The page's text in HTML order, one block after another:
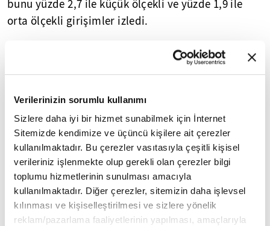
Verilerinizin sorumlu kullanımı
Sizlere daha iyi bir hizmet sunabilmek için İnternet
Sitemizde kendimize ve üçüncü kişilere ait çerezler
kullanılmaktadır. Bu çerezler vasıtasıyla çeşitli kişisel
verileriniz işlenmekte olup gerekli olan çerezler bilgi
toplumu hizmetlerinin sunulması amacıyla
kullanılmaktadır. Diğer çerezler, sitemizin daha işlevsel
kılınması ve kişiselleştirilmesi ve sizlere yönelik
reklam/pazarlama faaliyetlerinin yapılması, amaçlarıyla
bunu yüzde 2,7 ile küçük ölçekli ve yüzde 1,9 ile
orta ölçekli girişimler izledi.
- KOBİ'ler toplam ihracatın yüzde 29,6'sını
Geçen yıla ilişkin toplam ihracatın yüzde 29,6'sı,
ithalatın ise yüzde 15,9'u KOBİ'ler tarafından
yapıldı. 2024 yılı toplam ihracatında, mikro ölçekli
girişimlerin payı yüzde 2,4 iken, küçük ölçekli
girişimlerin payı yüzde 10,7, orta ölçekli
girişimlerin payı ise yüzde 16,5 oldu. Büyük ölçekli
girişimlerin payı ise yüzde 70,4 olarak gerçekleşti.
KOBİ'lerin ihracatının yüzde 59,4'ü ticaret